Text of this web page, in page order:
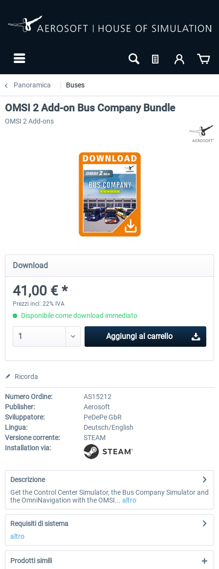
Panoramica Buses
OMSI 2 Add-on Valiant Citybus 7700
Hybrid
12,29 € *
OMSI 2 Add-on IVECO Bus
OMSI 2 Add-on Bus Company Bundle
OMSI 2 Add-ons
Download
41,00 € *
Prezzi incl. 22% IVA
Disponibile come download immediato
Aggiungi al carrello
Ricorda
Numero Ordine:
AS15212
Publisher:
Aerosoft
Sviluppatore:
PeDePe GbR
Lingua:
Deutsch/English
Versione corrente:
STEAM
Installation via:
Descrizione
Get the Control Center Simulator, the Bus Company Simulator and
the OmniNavigation with the OMSI... altro
Requisiti di sistema
altro
Prodotti simili